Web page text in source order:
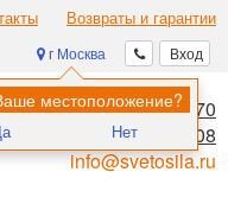
Возвраты и гарантии
Вход
г Москва
местоположение?
Нет
8 (495) 970-00-70
8 (800) 700-11-08
info@svetosila.ru